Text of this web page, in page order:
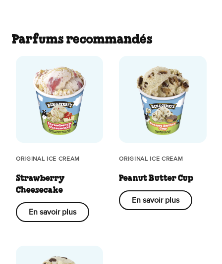
Parfums recommandés
ORIGINAL ICE CREAM
Strawberry
Cheesecake
En savoir plus
ORIGINAL ICE CREAM
Peanut Butter Cup
En savoir plus